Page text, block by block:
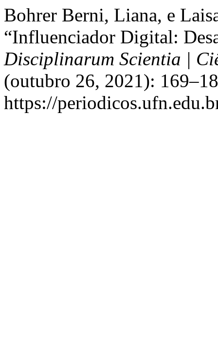
Bohrer Berni, Liana, e
“Influenciador Digital:
Disciplinarum Scientia |
(outubro 26, 2021):
https://